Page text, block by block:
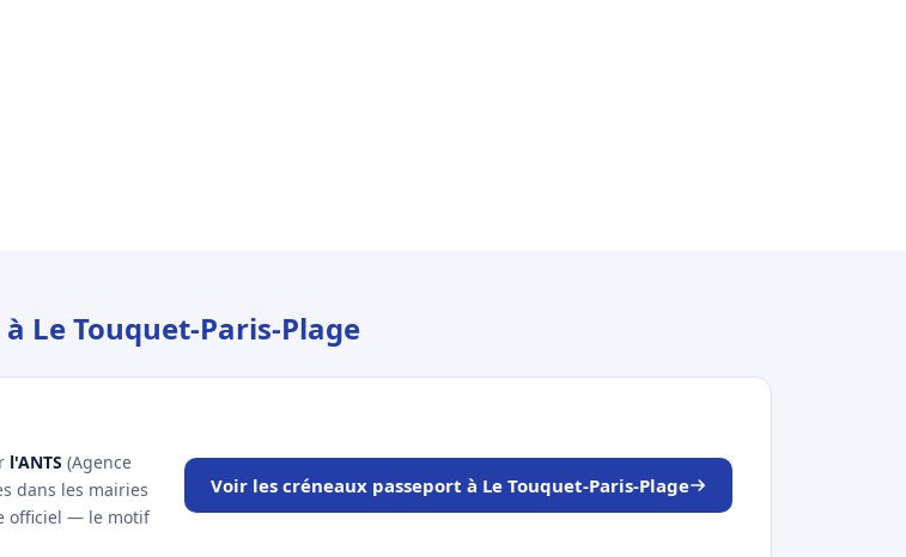
Le Touquet-Paris-Plage
l'ANTS (Agence
dans les mairies
officiel — le motif
Voir les créneaux passeport à Le Touquet-Paris-Plage